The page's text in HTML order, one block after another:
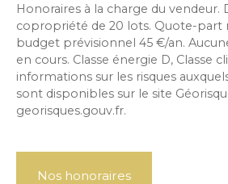
Honoraires à la charge du vendeur.
copropriété de 20 lots. Quote-part
budget prévisionnel 45 €/an.
en cours. Classe énergie D, Classe
informations sur les risques
sont disponibles sur le site
georisques.gouv.fr.
Nos honoraires